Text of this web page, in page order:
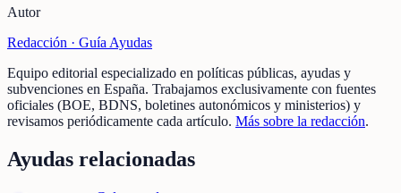
Autor
Redacción · Guía Ayudas
Equipo editorial especializado en políticas públicas, ayudas y
subvenciones en España. Trabajamos exclusivamente con fuentes
oficiales (BOE, BDNS, boletines autonómicos y ministerios) y
revisamos periódicamente cada artículo. Más sobre la redacción.
Ayudas relacionadas